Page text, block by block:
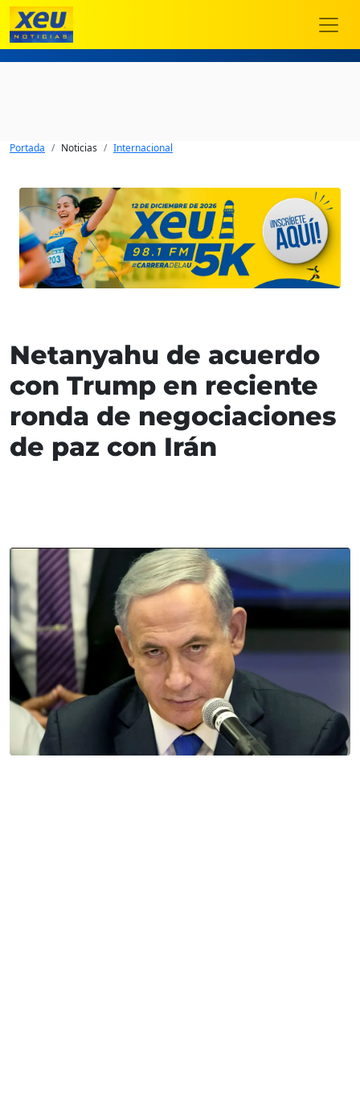
Portada Noticias Internacional
Netanyahu de acuerdo
con Trump en reciente
ronda de negociaciones
de paz con Irán